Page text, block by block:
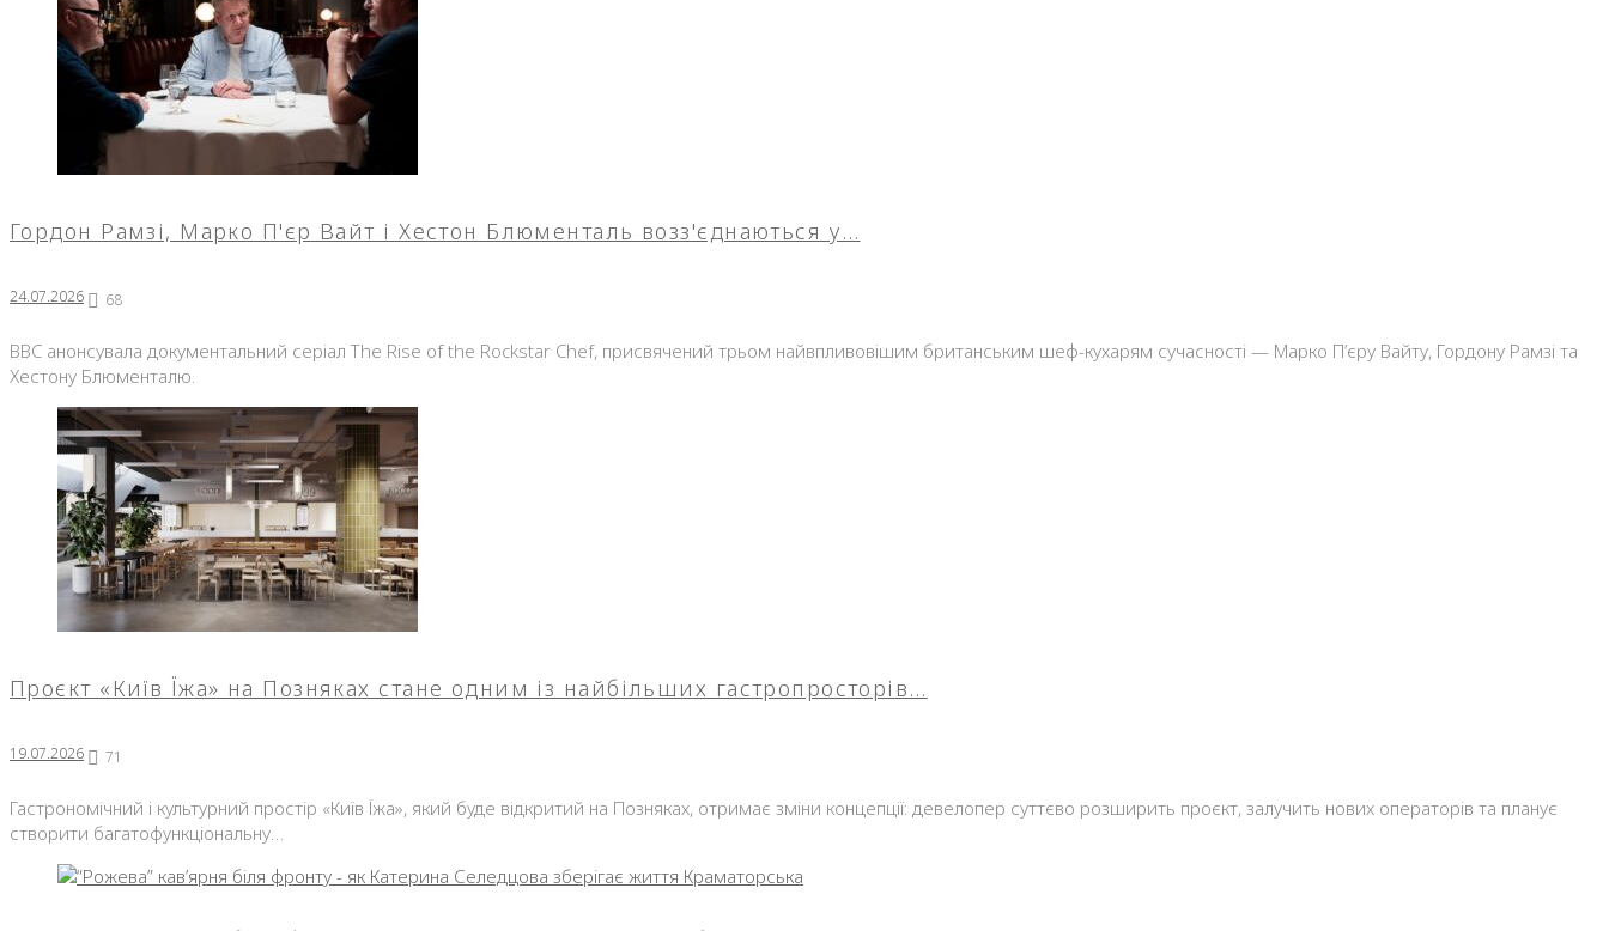
Гордон Рамзі, Марко П'єр Вайт і Хестон Блюменталь возз'єднаються у…
24.07.2026 68
BBC анонсувала документальний серіал The Rise of the Rockstar Chef, присвячений трьом найвпливовішим британським шеф-кухарям сучасності — Марко П’єру Вайту, Гордону Рамзі та
Хестону Блюменталю.
Проєкт «Київ Їжа» на Позняках стане одним із найбільших гастропросторів…
19.07.2026 71
Гастрономічний і культурний простір «Київ Їжа», який буде відкритий на Позняках, отримає зміни концепції: девелопер суттєво розширить проєкт, залучить нових операторів та планує
створити багатофункціональну…